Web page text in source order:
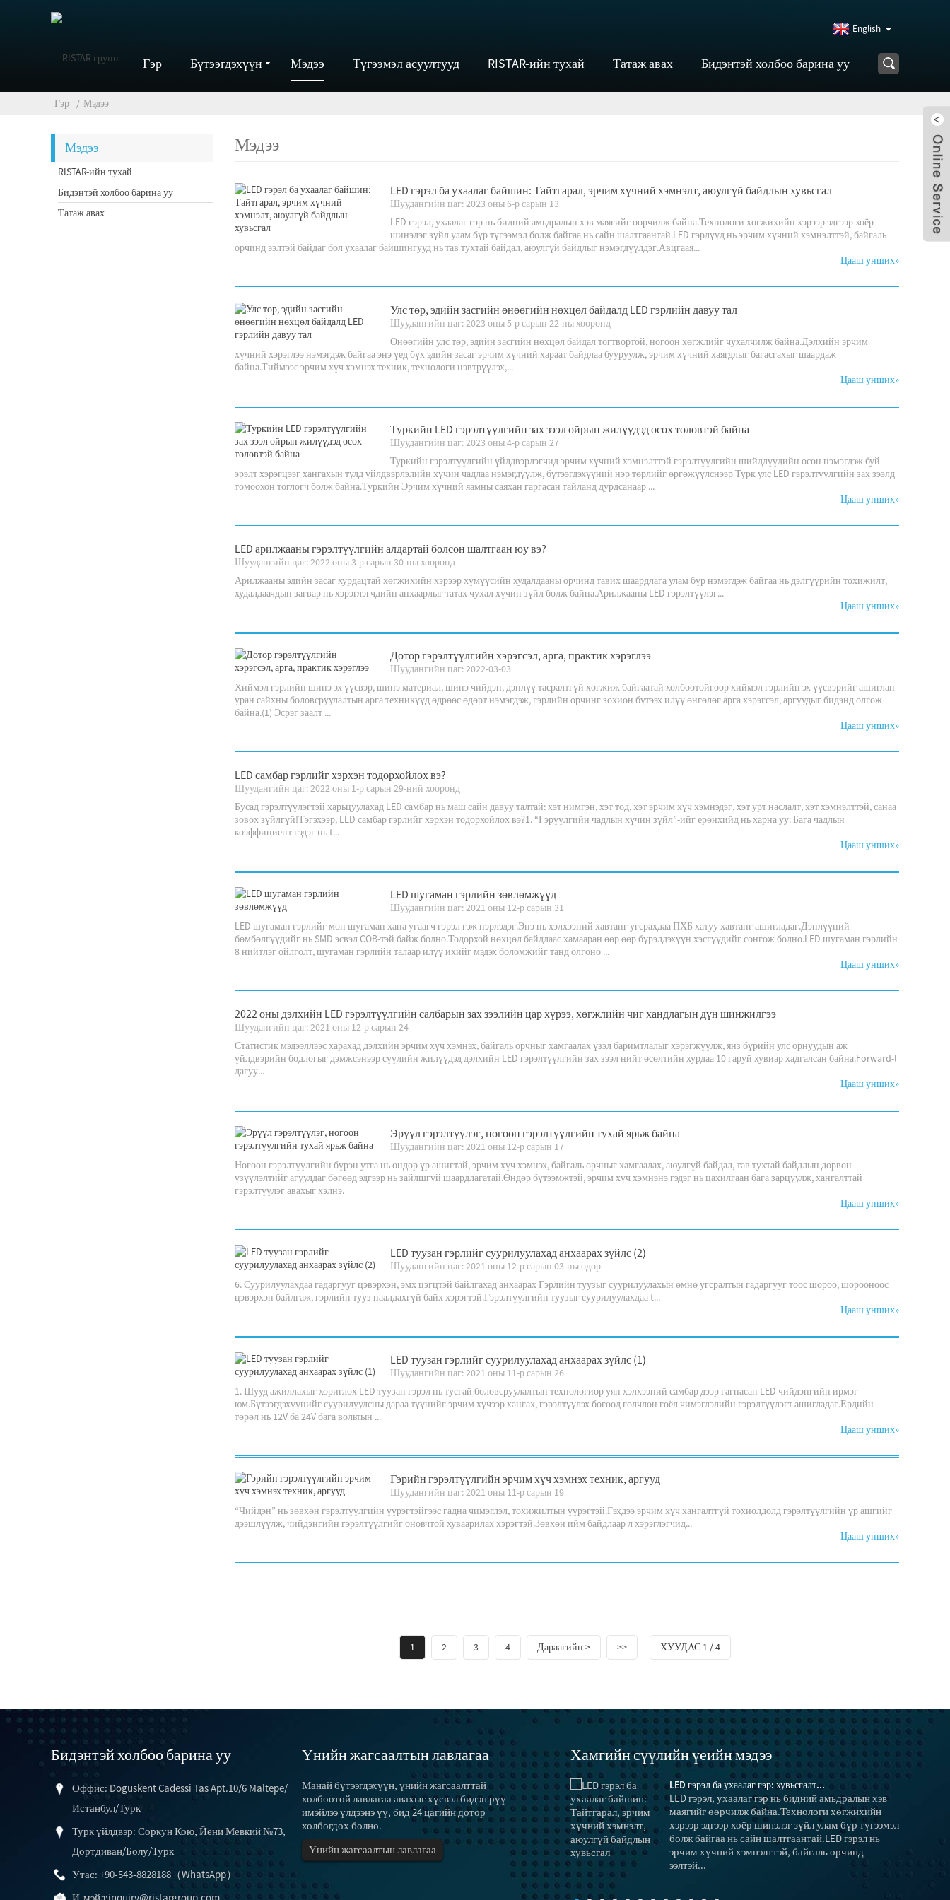
English
Гэр Бүтээгдэхүүн Мэдээ Түгээмэл асуултууд RISTAR-ийн тухай Татаж авах Бидэнтэй холбоо барина уу
Гэр Мэдээ
Мэдээ
RISTAR-ийн тухай
Бидэнтэй холбоо барина уу
Татаж авах
Мэдээ
LED гэрэл ба ухаалаг байшин: Тайтгарал, эрчим хүчний хэмнэлт, аюулгүй байдлын хувьсгал
Шуудангийн цаг: 2023 оны 6-р сарын 13
LED гэрэл, ухаалаг гэр нь бидний амьдралын хэв маягийг өөрчилж байна.Технологи хөгжихийн хэрээр эдгээр хоёр
шинэлэг зүйл улам бүр түгээмэл болж байгаа нь сайн шалтгаантай.LED гэрлүүд нь эрчим хүчний хэмнэлттэй, байгаль
орчинд ээлтэй байдаг бол ухаалаг байшингууд нь тав тухтай байдал, аюулгүй байдлыг нэмэгдүүлдэг.Авцгаая...
Цааш унших»
Улс төр, эдийн засгийн өнөөгийн нөхцөл байдалд LED гэрлийн давуу тал
Шуудангийн цаг: 2023 оны 5-р сарын 22-ны хооронд
Өнөөгийн улс төр, эдийн засгийн нөхцөл байдал тогтвортой, ногоон хөгжлийг чухалчилж байна.Дэлхийн эрчим
хүчний хэрэглээ нэмэгдэж байгаа энэ үед бүх эдийн засаг эрчим хүчний хараат байдлаа бууруулж, эрчим хүчний хаягдлыг багасгахыг шаардаж
байна.Тиймээс эрчим хүч хэмнэх техник, технологи нэвтрүүлэх,...
Цааш унших»
Туркийн LED гэрэлтүүлгийн зах зээл ойрын жилүүдэд өсөх төлөвтэй байна
Шуудангийн цаг: 2023 оны 4-р сарын 27
Туркийн гэрэлтүүлгийн үйлдвэрлэгчид эрчим хүчний хэмнэлттэй гэрэлтүүлгийн шийдлүүдийн өсөн нэмэгдэж буй
эрэлт хэрэгцээг хангахын тулд үйлдвэрлэлийн хүчин чадлаа нэмэгдүүлж, бүтээгдэхүүний нэр төрлийг өргөжүүлснээр Турк улс LED гэрэлтүүлгийн зах зээлд
томоохон тоглогч болж байна.Туркийн Эрчим хүчний яамны саяхан гаргасан тайланд дурдсанаар ...
Цааш унших»
LED арилжааны гэрэлтүүлгийн алдартай болсон шалтгаан юу вэ?
Шуудангийн цаг: 2022 оны 3-р сарын 30-ны хооронд
Арилжааны эдийн засаг хурдацтай хөгжихийн хэрээр хүмүүсийн худалдааны орчинд тавих шаардлага улам бүр нэмэгдэж байгаа нь дэлгүүрийн тохижилт,
худалдаачдын загвар нь хэрэглэгчдийн анхаарлыг татах чухал хүчин зүйл болж байна.Арилжааны LED гэрэлтүүлэг...
Цааш унших»
Дотор гэрэлтүүлгийн хэрэгсэл, арга, практик хэрэглээ
Шуудангийн цаг: 2022-03-03
Хиймэл гэрлийн шинэ эх үүсвэр, шинэ материал, шинэ чийдэн, дэнлүү тасралтгүй хөгжиж байгаатай холбоотойгоор хиймэл гэрлийн эх үүсвэрийг ашиглан
уран сайхны боловсруулалтын арга техникүүд өдрөөс өдөрт нэмэгдэж, гэрлийн орчинг зохион бүтээх илүү өнгөлөг арга хэрэгсэл, аргуудыг бидэнд олгож
байна.(1) Эсрэг заалт ...
Цааш унших»
LED самбар гэрлийг хэрхэн тодорхойлох вэ?
Шуудангийн цаг: 2022 оны 1-р сарын 29-ний хооронд
Бусад гэрэлтүүлэгтэй харьцуулахад LED самбар нь маш сайн давуу талтай: хэт нимгэн, хэт тод, хэт эрчим хүч хэмнэдэг, хэт урт наслалт, хэт хэмнэлттэй, санаа
зовох зүйлгүй!Тэгэхээр, LED самбар гэрлийг хэрхэн тодорхойлох вэ?1. “Гэрүүлгийн чадлын хүчин зүйл”-ийг ерөнхийд нь харна уу: Бага чадлын
коэффициент гэдэг нь t...
Цааш унших»
LED шугаман гэрлийн зөвлөмжүүд
Шуудангийн цаг: 2021 оны 12-р сарын 31
LED шугаман гэрлийг мөн шугаман хана угаагч гэрэл гэж нэрлэдэг.Энэ нь хэлхээний хавтанг угсрахдаа ПХБ хатуу хавтанг ашигладаг.Дэнлүүний
бөмбөлгүүдийг нь SMD эсвэл COB-тэй байж болно.Тодорхой нөхцөл байдлаас хамааран өөр өөр бүрэлдэхүүн хэсгүүдийг сонгож болно.LED шугаман гэрлийн
8 нийтлэг ойлголт, шугаман гэрлийн талаар илүү ихийг мэдэх боломжийг танд олгоно ...
Цааш унших»
2022 оны дэлхийн LED гэрэлтүүлгийн салбарын зах зээлийн цар хүрээ, хөгжлийн чиг хандлагын дүн шинжилгээ
Шуудангийн цаг: 2021 оны 12-р сарын 24
Статистик мэдээллээс харахад дэлхийн эрчим хүч хэмнэх, байгаль орчныг хамгаалах үзэл баримтлалыг хэрэгжүүлж, янз бүрийн улс орнуудын аж
үйлдвэрийн бодлогыг дэмжсэнээр сүүлийн жилүүдэд дэлхийн LED гэрэлтүүлгийн зах зээл нийт өсөлтийн хурдаа 10 гаруй хувиар хадгалсан байна.Forward-l
дагуу...
Цааш унших»
Эрүүл гэрэлтүүлэг, ногоон гэрэлтүүлгийн тухай ярьж байна
Шуудангийн цаг: 2021 оны 12-р сарын 17
Ногоон гэрэлтүүлгийн бүрэн утга нь өндөр үр ашигтай, эрчим хүч хэмнэх, байгаль орчныг хамгаалах, аюулгүй байдал, тав тухтай байдлын дөрвөн
үзүүлэлтийг агуулдаг бөгөөд эдгээр нь зайлшгүй шаардлагатай.Өндөр бүтээмжтэй, эрчим хүч хэмнэнэ гэдэг нь цахилгаан бага зарцуулж, хангалттай
гэрэлтүүлэг авахыг хэлнэ.
Цааш унших»
LED туузан гэрлийг суурилуулахад анхаарах зүйлс (2)
Шуудангийн цаг: 2021 оны 12-р сарын 03-ны өдөр
6. Суурилуулахдаа гадаргууг цэвэрхэн, эмх цэгцтэй байлгахад анхаарах Гэрлийн туузыг суурилуулахын өмнө угсралтын гадаргууг тоос шороо, шорооноос
цэвэрхэн байлгаж, гэрлийн тууз наалдахгүй байх хэрэгтэй.Гэрэлтүүлгийн туузыг суурилуулахдаа t...
Цааш унших»
LED туузан гэрлийг суурилуулахад анхаарах зүйлс (1)
Шуудангийн цаг: 2021 оны 11-р сарын 26
1. Шууд ажиллахыг хориглох LED туузан гэрэл нь тусгай боловсруулалтын технологиор уян хэлхээний самбар дээр гагнасан LED чийдэнгийн ирмэг
юм.Бүтээгдэхүүнийг суурилуулсны дараа түүнийг эрчим хүчээр хангах, гэрэлтүүлэх бөгөөд голчлон гоёл чимэглэлийн гэрэлтүүлэгт ашигладаг.Ердийн
төрөл нь 12V ба 24V бага вольтын ...
Цааш унших»
Гэрийн гэрэлтүүлгийн эрчим хүч хэмнэх техник, аргууд
Шуудангийн цаг: 2021 оны 11-р сарын 19
“Чийдэн” нь зөвхөн гэрэлтүүлгийн үүрэгтэйгээс гадна чимэглэл, тохижилтын үүрэгтэй.Гэхдээ эрчим хүч хангалтгүй тохиолдолд гэрэлтүүлгийн үр ашгийг
дээшлүүлж, чийдэнгийн гэрэлтүүлгийг оновчтой хуваарилах хэрэгтэй.Зөвхөн ийм байдлаар л хэрэглэгчид...
Цааш унших»
1 2 3 4 Дараагийн > >> ХУУДАС 1 / 4
Бидэнтэй холбоо барина уу
Оффис: Doguskent Cadessi Tas Apt.10/6 Maltepe/
Истанбул/Турк
Турк үйлдвэр: Соркун Кою, Йени Мевкий №73,
Дортдиван/Болу/Турк
Утас: +90-543-8828188（WhatsApp）
Үнийн жагсаалтын лавлагаа
Манай бүтээгдэхүүн, үнийн жагсаалттай
холбоотой лавлагаа авахыг хүсвэл бидэн рүү
имэйлээ үлдээнэ үү, бид 24 цагийн дотор
холбогдох болно.
Үнийн жагсаалтын лавлагаа
Хамгийн сүүлийн үеийн мэдээ
Эрчим хүч хэмнэх техник, аргууд ...
“Чийдэн” нь зөвхөн гэрэлтүүлгийн үүрэгтэйгээс
гадна чимэглэл, тохижилтын үүрэгтэй.Харин
эрчим хүч хангалтгүй тохиолдолд гэрэлтүүлгийн
үр ашгийг дээшлүүлж, гэрлийн...
LED гэрэл ба ухаалаг гэр: хувьсгалт...
LED гэрэл, ухаалаг гэр нь бидний амьдралын хэв
маягийг өөрчилж байна.Технологи хөгжихийн
хэрээр эдгээр хоёр шинэлэг зүйл улам бүр түгээмэл
болж байгаа нь сайн шалтгаантай.LED гэрэл нь
эрчим хүчний хэмнэлттэй, байгаль орчинд
ээлтэй...